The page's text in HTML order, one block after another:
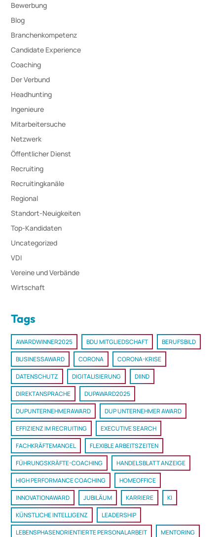
Bewerbung
Blog
Branchenkompetenz
Candidate Experience
Coaching
Der Verbund
Headhunting
Ingenieure
Mitarbeitersuche
Netzwerk
Öffentlicher Dienst
Recruiting
Recruitingkanäle
Regional
Standort-Neuigkeiten
Top-Kandidaten
Uncategorized
VDI
Vereine und Verbände
Wirtschaft
Tags
AWARDWINNER2025 BDU MITGLIEDSCHAFT BERUFSBILD
BUSINESSAWARD CORONA CORONA-KRISE
DATENSCHUTZ DIGITALISIERUNG DIIND
DIREKTANSPRACHE DUPAWARD2025
DUPUNTERNEHMERAWARD DUP UNTERNEHMER AWARD
EFFIZIENZ IM RECRUITING EXECUTIVE SEARCH
FACHKRÄFTEMANGEL FLEXIBLE ARBEITSZEITEN
FÜHRUNGSKRÄFTE-COACHING HANDELSBLATT ANZEIGE
HIGH PERFORMANCE COACHING HOMEOFFICE
INNOVATIONAWARD JUBILÄUM KARRIERE KI
KÜNSTLICHE INTELLIGENZ LEADERSHIP
LEBENSPHASENORIENTIERTE PERSONALARBEIT MENTORING